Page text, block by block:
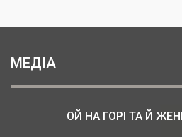
МЕДІА
ОЙ НА ГОРІ ТА Й